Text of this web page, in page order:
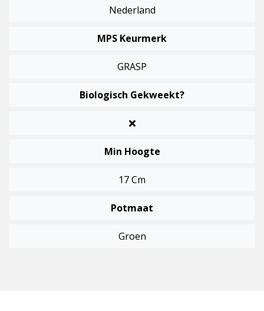
Nederland
MPS Keurmerk
GRASP
Biologisch Gekweekt?
Min Hoogte
17 Cm
Potmaat
Groen